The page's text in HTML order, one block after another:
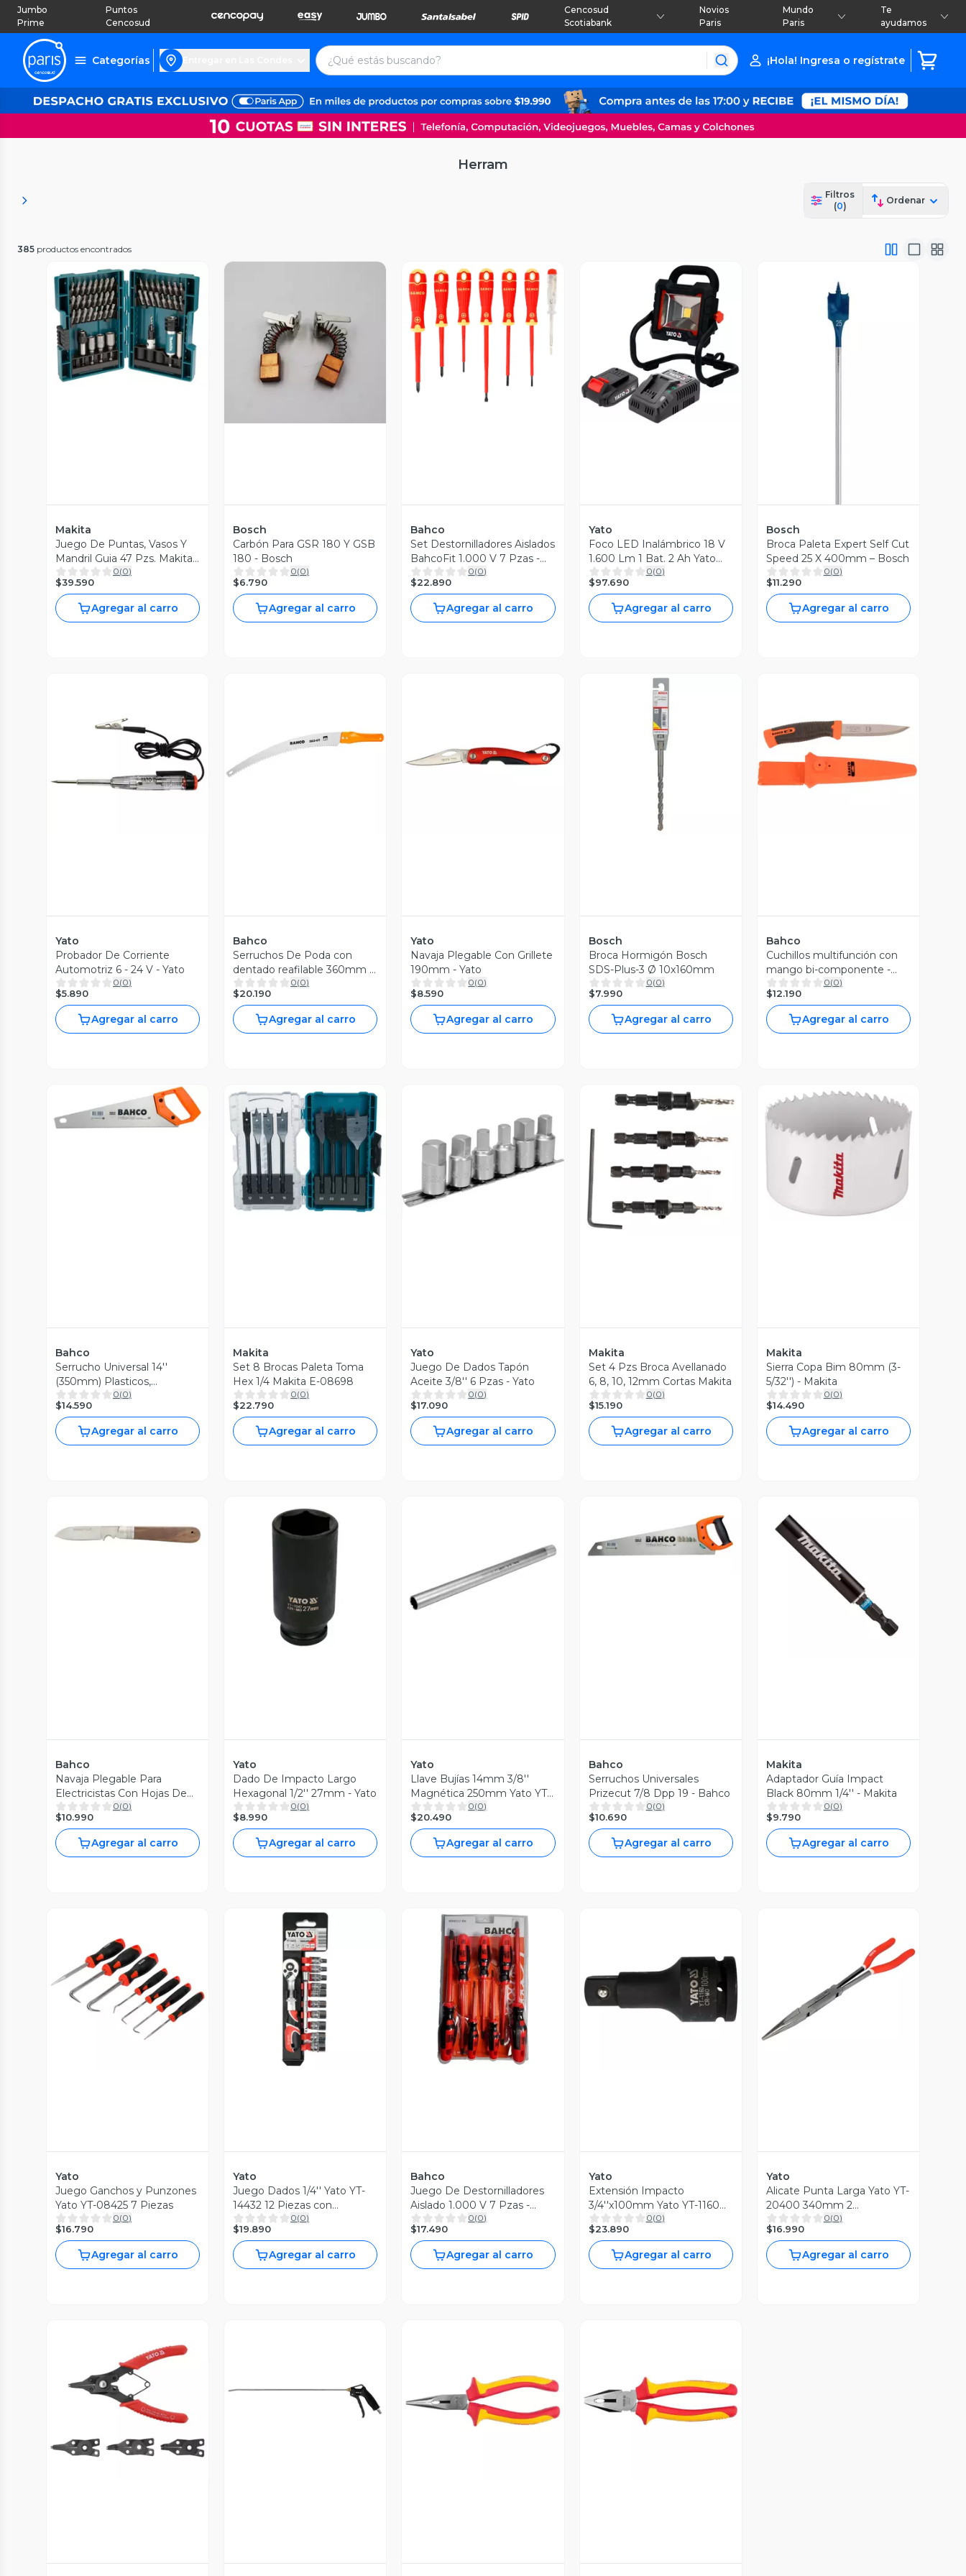
Jumbo
Prime
Puntos
Cencosud
Cencosud
Scotiabank
Novios
Paris
Mundo
Paris
Te
ayudamos
Categorías ¡Hola! Ingresa o regístrate
Herram
Filtros
(0)
Ordenar
385 productos encontrados
Vista Previa
Makita
Juego De Puntas, Vasos Y
Mandril Guia 47 Pzs. Makita
D-73461
0(0)
$39.590
Agregar al carro
Vista Previa
Bosch
Carbón Para GSR 180 Y GSB
180 - Bosch
0(0)
$6.790
Agregar al carro
Vista Previa
Bahco
Set Destornilladores Aislados
BahcoFit 1.000 V 7 Pzas -
Bahco
0(0)
$22.890
Agregar al carro
Vista Previa
Yato
Foco LED Inalámbrico 18 V
1.600 Lm 1 Bat. 2 Ah Yato
YT-82961
0(0)
$97.690
Agregar al carro
Bosch
Broca Paleta Expert Self Cut
Speed 25 X 400mm – Bosch
0(0)
$11.290
Agregar al carro
Yato
Probador De Corriente
Automotriz 6 - 24 V - Yato
0(0)
$5.890
Agregar al carro
Bahco
Serruchos De Poda con
dentado reafilable 360mm -
Bahco
0(0)
$20.190
Agregar al carro
Vista Previa
Yato
Navaja Plegable Con Grillete
190mm - Yato
0(0)
$8.590
Agregar al carro
Vista Previa
Bosch
Broca Hormigón Bosch
SDS-Plus-3 Ø 10x160mm
0(0)
$7.990
Agregar al carro
Vista Previa
Bahco
Cuchillos multifunción con
mango bi-componente -
Bahco
0(0)
$12.190
Agregar al carro
Vista Previa
Bahco
Serrucho Universal 14''
(350mm) Plasticos,
Laminados - Bahco
0(0)
$14.590
Agregar al carro
Vista Previa
Makita
Set 8 Brocas Paleta Toma
Hex 1/4 Makita E-08698
0(0)
$22.790
Agregar al carro
Vista Previa
Yato
Juego De Dados Tapón
Aceite 3/8'' 6 Pzas - Yato
0(0)
$17.090
Agregar al carro
Vista Previa
Makita
Set 4 Pzs Broca Avellanado
6, 8, 10, 12mm Cortas Makita
0(0)
$15.190
Agregar al carro
Vista Previa
Makita
Sierra Copa Bim 80mm (3-
5/32'') - Makita
0(0)
$14.490
Agregar al carro
Vista Previa
Bahco
Navaja Plegable Para
Electricistas Con Hojas De
60mm - Bahco
0(0)
$10.990
Agregar al carro
Vista Previa
Yato
Dado De Impacto Largo
Hexagonal 1/2'' 27mm - Yato
0(0)
$8.990
Agregar al carro
Vista Previa
Yato
Llave Bujías 14mm 3/8''
Magnética 250mm Yato YT-
38521
0(0)
$20.490
Agregar al carro
Vista Previa
Bahco
Serruchos Universales
Prizecut 7/8 Dpp 19 - Bahco
0(0)
$10.690
Agregar al carro
Vista Previa
Makita
Adaptador Guía Impact
Black 80mm 1/4'' - Makita
0(0)
$9.790
Agregar al carro
Vista Previa
Yato
Juego Ganchos y Punzones
Yato YT-08425 7 Piezas
0(0)
$16.790
Agregar al carro
Vista Previa
Yato
Juego Dados 1/4'' Yato YT-
14432 12 Piezas con
Chicharra
0(0)
$19.890
Agregar al carro
Vista Previa
Bahco
Juego De Destornilladores
Aislado 1.000 V 7 Pzas -
Bahco
0(0)
$17.490
Agregar al carro
Vista Previa
Yato
Extensión Impacto
3/4''x100mm Yato YT-1160
Acero Cr-Mo
0(0)
$23.890
Agregar al carro
Vista Previa
Yato
Alicate Punta Larga Yato YT-
20400 340mm 2
Articulaciones CrV
0(0)
$16.990
Agregar al carro
Vista Previa Vista Previa Vista Previa